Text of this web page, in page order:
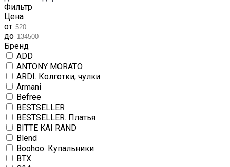
Фильтр
Цена
от
до
Бренд
ADD
ANTONY MORATO
ARDI. Колготки, чулки
Armani
Befree
BESTSELLER
BESTSELLER. Платья
BITTE KAI RAND
Blend
Boohoo. Купальники
BTX